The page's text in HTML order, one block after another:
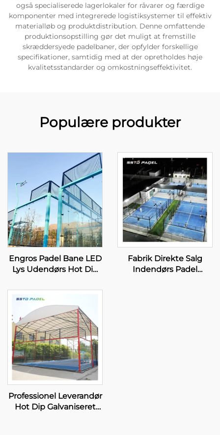
også specialiserede lagerlokaler for råvarer og færdige
komponenter med integrerede logistiksystemer til effektiv
materialløb og produktdistribution. Denne omfattende
produktionsopstilling gør det muligt at fremstille
skræddersyede padelbaner, der opfylder forskellige
specifikationer, samtidig med at der opretholdes høje
kvalitetsstandarder og omkostningseffektivitet.
Populære produkter
Engros Padel Bane LED
Lys Udendørs Hot Dip
Udsigt Panoramisk
Paddle Bane 001-1
Fabrik Direkte Salg
Indendørs Padel
Professionel Leverandør
Hot Dip Galvaniseret